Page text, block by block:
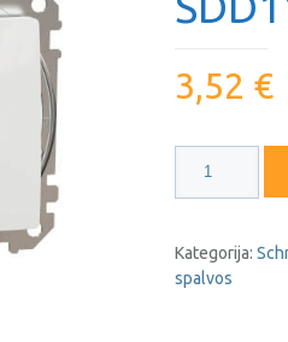
3,52 €
kiekis:
Schneider
Sedna
Kategorija:
spalvos